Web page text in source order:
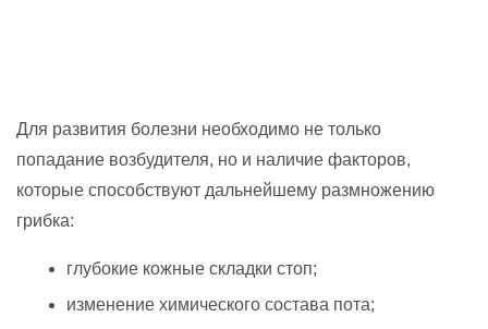
Для развития болезни необходимо не только
попадание возбудителя, но и наличие факторов,
которые способствуют дальнейшему размножению
грибка:
глубокие кожные складки стоп;
изменение химического состава пота;